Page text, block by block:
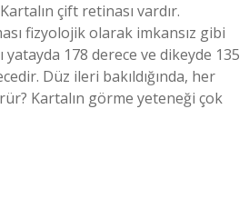
çift retinası vardır.
fizyolojik olarak imkansız gibi
yatayda 178 derece ve dikeyde 135
Düz ileri bakıldığında, her
Kartalın görme yeteneği çok